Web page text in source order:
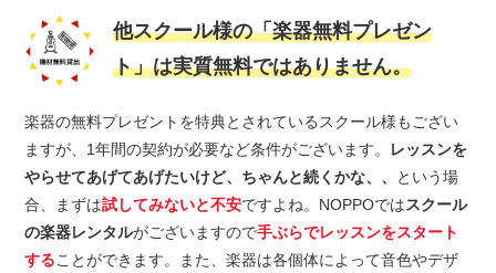
他スクール様の「楽器無料プレゼン
ト」は実質無料ではありません。
楽器の無料プレゼントを特典とされているスクール様もござい
ますが、1年間の契約が必要など条件がございます。 レッスンを
やらせてあげてあげたいけど、ちゃんと続くかな、、 という場
合、まずは試してみないと不安ですよね。NOPPOではスクール
の楽器レンタルがございますので手ぶらでレッスンをスタート
することができます。また、楽器は各個体によって音色やデザ